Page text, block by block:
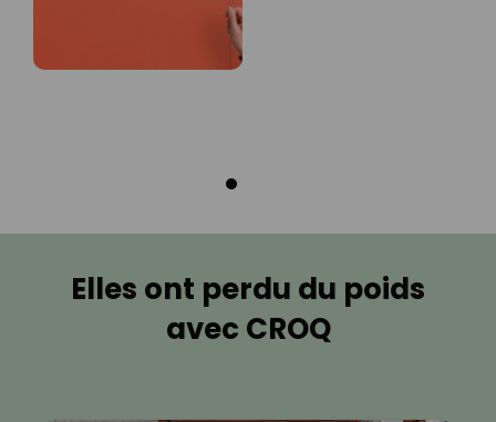
Elles ont perdu du poids
avec CROQ